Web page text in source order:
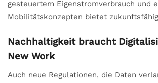
gesteuertem Eigenstromverbrauch und
Mobilitätskonzepten bietet
Nachhaltigkeit braucht
New Work
Auch neue Regulationen, die Daten